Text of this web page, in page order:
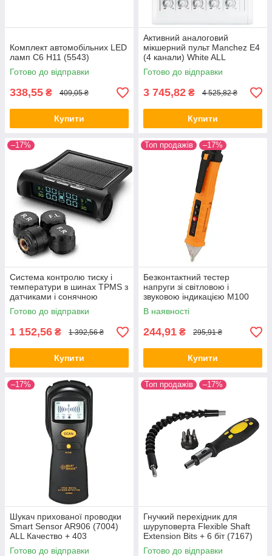
Комплект автомобільних LED
ламп C6 H11 (5543)
Готово до відправки
338,55 ₴ 409,05 ₴
Купити
Активний аналоговий
мікшерний пульт Manchez E4
(4 канали) White ALL
Качество + 615
Готово до відправки
3 745,82 ₴ 4 525,82 ₴
Купити
–17%
Система контролю тиску і
температури в шинах TPMS з
датчиками і сонячною
панеллю (7582) ALL Качество
+ 466
Готово до відправки
1 152,56 ₴ 1 392,56 ₴
Купити
Топ продажів –17%
Безконтактний тестер
напруги зі світловою і
звуковою індикацією M100
(7478) ALL Качество + 586
В наявності
244,91 ₴ 295,91 ₴
Купити
–17%
Шукач прихованої проводки
Smart Sensor AR906 (7004)
ALL Качество + 403
Готово до відправки
Топ продажів –17%
Гнучкий перехідник для
шуруповерта Flexible Shaft
Extension Bits + 6 біт (7167)
ALL Качество + 589
Готово до відправки